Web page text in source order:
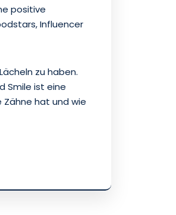
positive
Influencer
zu haben.
Smile ist eine
hat und wie